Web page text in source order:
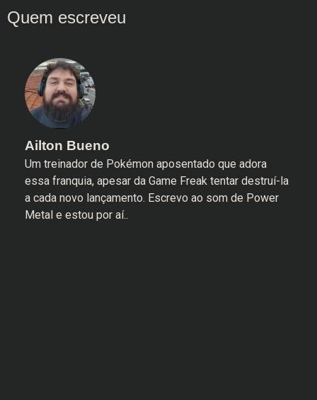
Ailton Bueno
Um treinador de Pokémon aposentado que adora
essa franquia, apesar da Game Freak tentar destruí-la
a cada novo lançamento. Escrevo ao som de Power
Metal e estou por aí..